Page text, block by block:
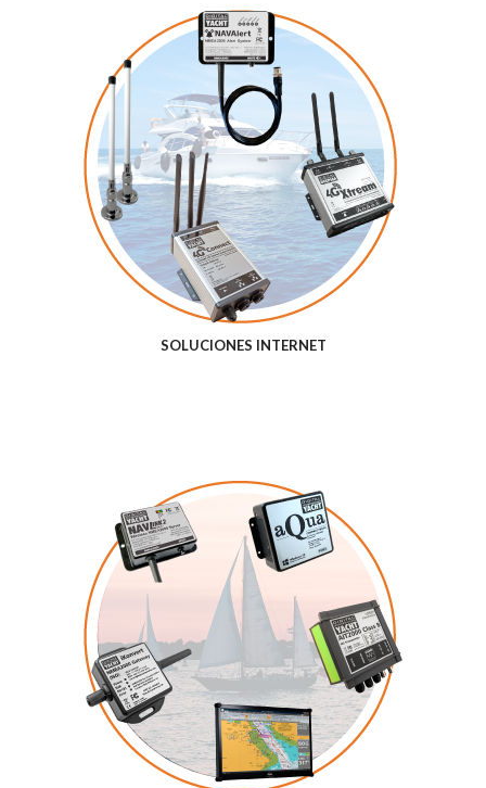
SOLUCIONES INTERNET